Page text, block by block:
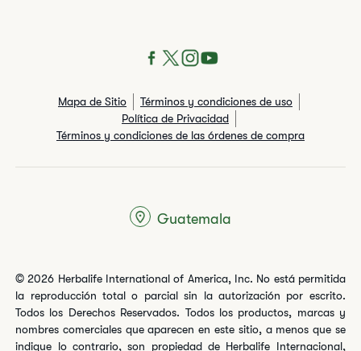
Mapa de Sitio
Términos y condiciones de uso
Política de Privacidad
Términos y condiciones de las órdenes de compra
© 2026 Herbalife International of America, Inc. No está permitida
la reproducción total o parcial sin la autorización por escrito.
Todos los Derechos Reservados. Todos los productos, marcas y
nombres comerciales que aparecen en este sitio, a menos que se
indique lo contrario, son propiedad de Herbalife Internacional,
Guatemala